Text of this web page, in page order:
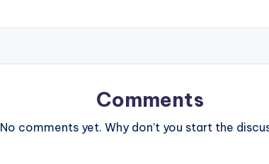
Comments
No comments yet. Why don’t you start the